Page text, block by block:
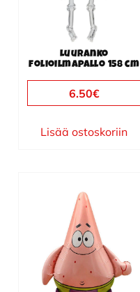
Luuranko
folioilmapallo 158 cm
6.50€
Lisää ostoskoriin